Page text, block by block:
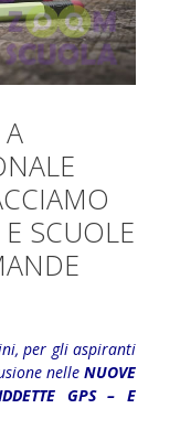
SCUOLE
per gli aspiranti
nelle NUOVE
GPS – E